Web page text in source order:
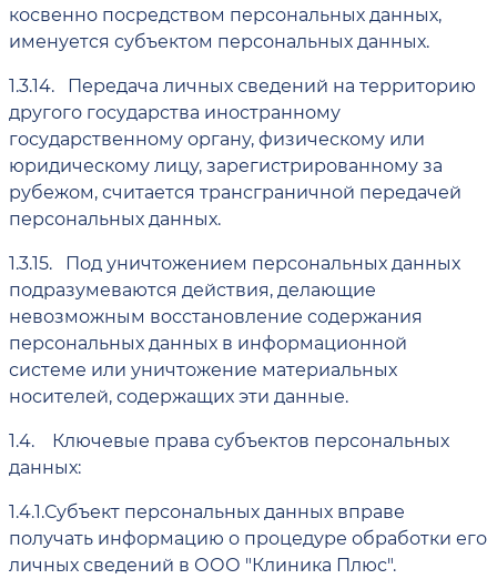
косвенно посредством персональных данных,
именуется субъектом персональных данных.
1.3.14.
Передача личных сведений на территорию
другого государства иностранному
государственному органу, физическому или
юридическому лицу, зарегистрированному за
рубежом, считается трансграничной передачей
персональных данных.
1.3.15.
Под уничтожением персональных данных
подразумеваются действия, делающие
невозможным восстановление содержания
персональных данных в информационной
системе или уничтожение материальных
носителей, содержащих эти данные.
1.4.
Ключевые права субъектов персональных
данных:
1.4.1.Субъект персональных данных вправе
получать информацию о процедуре обработки его
личных сведений в ООО "Клиника Плюс".